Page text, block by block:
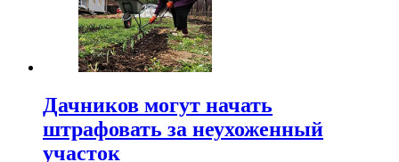
Дачников могут начать
штрафовать за неухоженный
участок